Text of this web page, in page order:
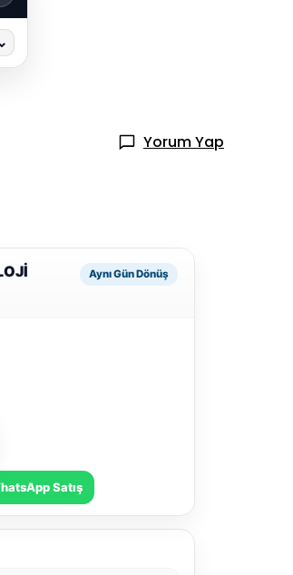
Yorum Yap
Aynı Gün Dönüş
Satış